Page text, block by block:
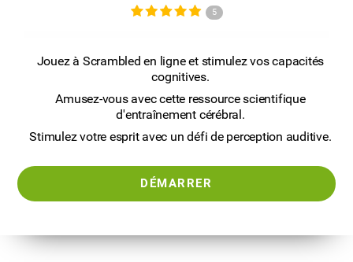
5
Jouez à Scrambled en ligne et stimulez vos capacités
cognitives.
Amusez-vous avec cette ressource scientifique
d'entraînement cérébral.
Stimulez votre esprit avec un défi de perception auditive.
DÉMARRER